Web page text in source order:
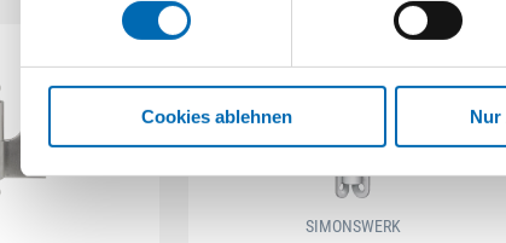
Cookies ablehnen Nur
SIMONSWERK